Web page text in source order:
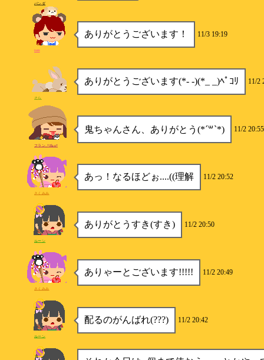
パンダ
ありがとうございます！ 11/3 19:19
tum
ありがとうございます(*- -)(*_ _)ﾍﾟｺﾘ 11/2
そら
鬼ちゃんさん、ありがとう(*´꒳`*) 11/2 20:55
フラン_*Flan*
あっ！なるほどぉ....((理解 11/2 20:52
さくみみ
ありがとうすき(すき) 11/2 20:50
ルーン
ありゃーとございます!!!!! 11/2 20:49
さくみみ
配るのがんばれ(???) 11/2 20:42
ルーン